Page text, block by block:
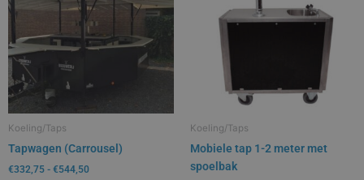
Koeling/Taps
Tapwagen (Carrousel)
€332,75 - €544,50
Koeling/Taps
Mobiele tap 1-2 meter met
spoelbak